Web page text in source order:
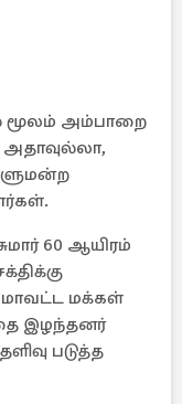
மூலம் அம்பாறை
60 ஆயிரம்
மக்கள்
இழந்தனர்
படுத்த